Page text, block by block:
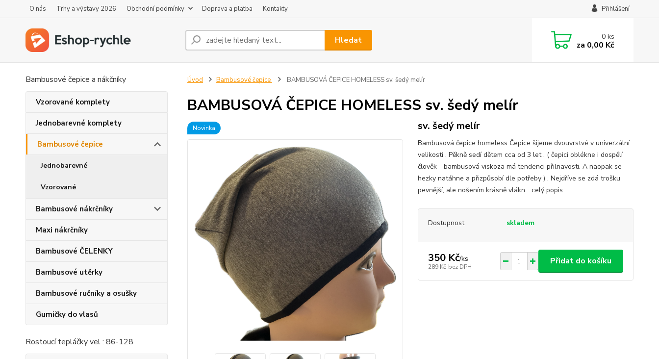
O nás Trhy a výstavy 2026 Obchodní podmínky Doprava a platba Kontakty Přihlášení
Hledat 0ks
za 0,00 Kč
Bambusové čepice a nákčníky
Vzorované komplety
Jednobarevné komplety
Bambusové čepice
Jednobarevné
Vzorované
Bambusové nákrčníky
Maxi nákrčníky
Bambusové ČELENKY
Bambusové utěrky
Bambusové ručníky a osušky
Gumičky do vlasů
Rostoucí tepláčky vel : 86-128
Úvod Bambusové čepice BAMBUSOVÁ ČEPICE HOMELESS sv. šedý melír
BAMBUSOVÁ ČEPICE HOMELESS sv. šedý melír
Novinka sv. šedý melír
Bambusová čepice homeless Čepice šijeme dvouvrstvé v univerzální
velikosti . Pěkně sedí dětem cca od 3 let . ( čepici oblékne i dospělí
člověk - bambusová viskoza má tendenci přilnavosti. A naopak se
hezky natáhne a přizpůsobí dle potřeby ) . Nejdříve se zdá trošku
pevnější, ale nošením krásně vlákn... celý popis
Dostupnost skladem
350 Kč/ks
289 Kč bez DPH
Přidat do košíku